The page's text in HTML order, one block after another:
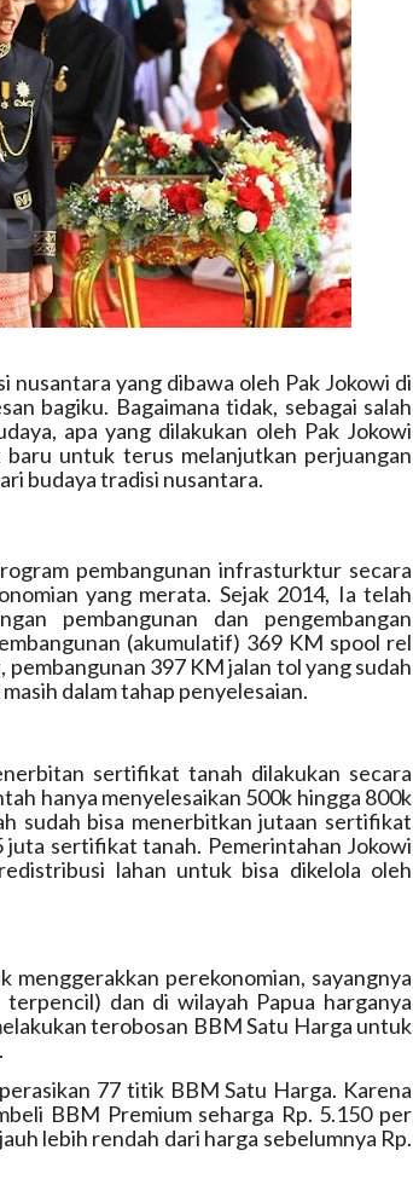
nusantara yang dibawa oleh Pak Jokowi di
bagiku. Bagaimana tidak, sebagai salah
apa yang dilakukan oleh Pak Jokowi
baru untuk terus melanjutkan perjuangan
budaya tradisi nusantara.
pembangunan infrasturktur secara
yang merata. Sejak 2014, Ia telah
pembangunan dan pengembangan
embangunan (akumulatif) 369 KM spool rel
397 KM jalan tol yang sudah
dalam tahap penyelesaian.
sertifikat tanah dilakukan secara
hanya menyelesaikan 500k hingga 800k
sudah bisa menerbitkan jutaan sertifikat
juta sertifikat tanah. Pemerintahan Jokowi
lahan untuk bisa dikelola oleh
perekonomian, sayangnya
dan di wilayah Papua harganya
terobosan BBM Satu Harga untuk
77 titik BBM Satu Harga. Karena
BBM Premium seharga Rp. 5.150 per
lebih rendah dari harga sebelumnya Rp.